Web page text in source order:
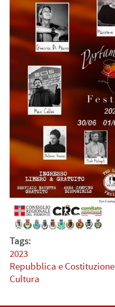
Tags:
2023
Repubblica e Costituzione
Cultura